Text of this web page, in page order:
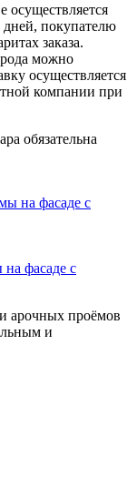
осуществляется
покупателю
заказа.
можно
осуществляется
компании при
обязательна
фасаде с
арочных проёмов
и